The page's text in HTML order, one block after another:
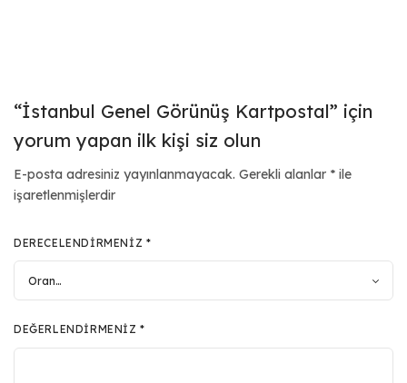
“İstanbul Genel Görünüş Kartpostal” için
yorum yapan ilk kişi siz olun
E-posta adresiniz yayınlanmayacak. Gerekli alanlar * ile
işaretlenmişlerdir
DERECELENDIRMENIZ *
DEĞERLENDIRMENIZ*